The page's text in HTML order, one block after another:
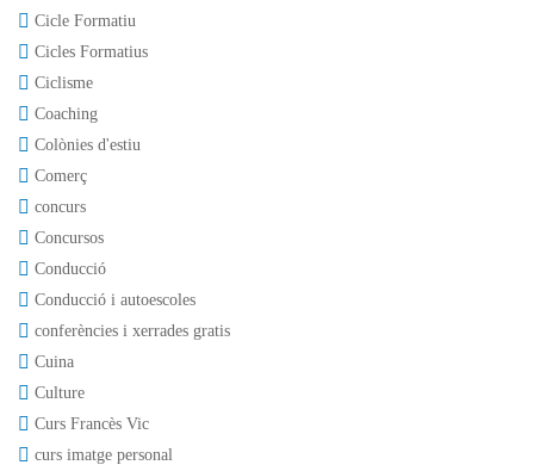
Cicle Formatiu
Cicles Formatius
Ciclisme
Coaching
Colònies d'estiu
Comerç
concurs
Concursos
Conducció
Conducció i autoescoles
conferències i xerrades gratis
Cuina
Culture
Curs Francès Vic
curs imatge personal